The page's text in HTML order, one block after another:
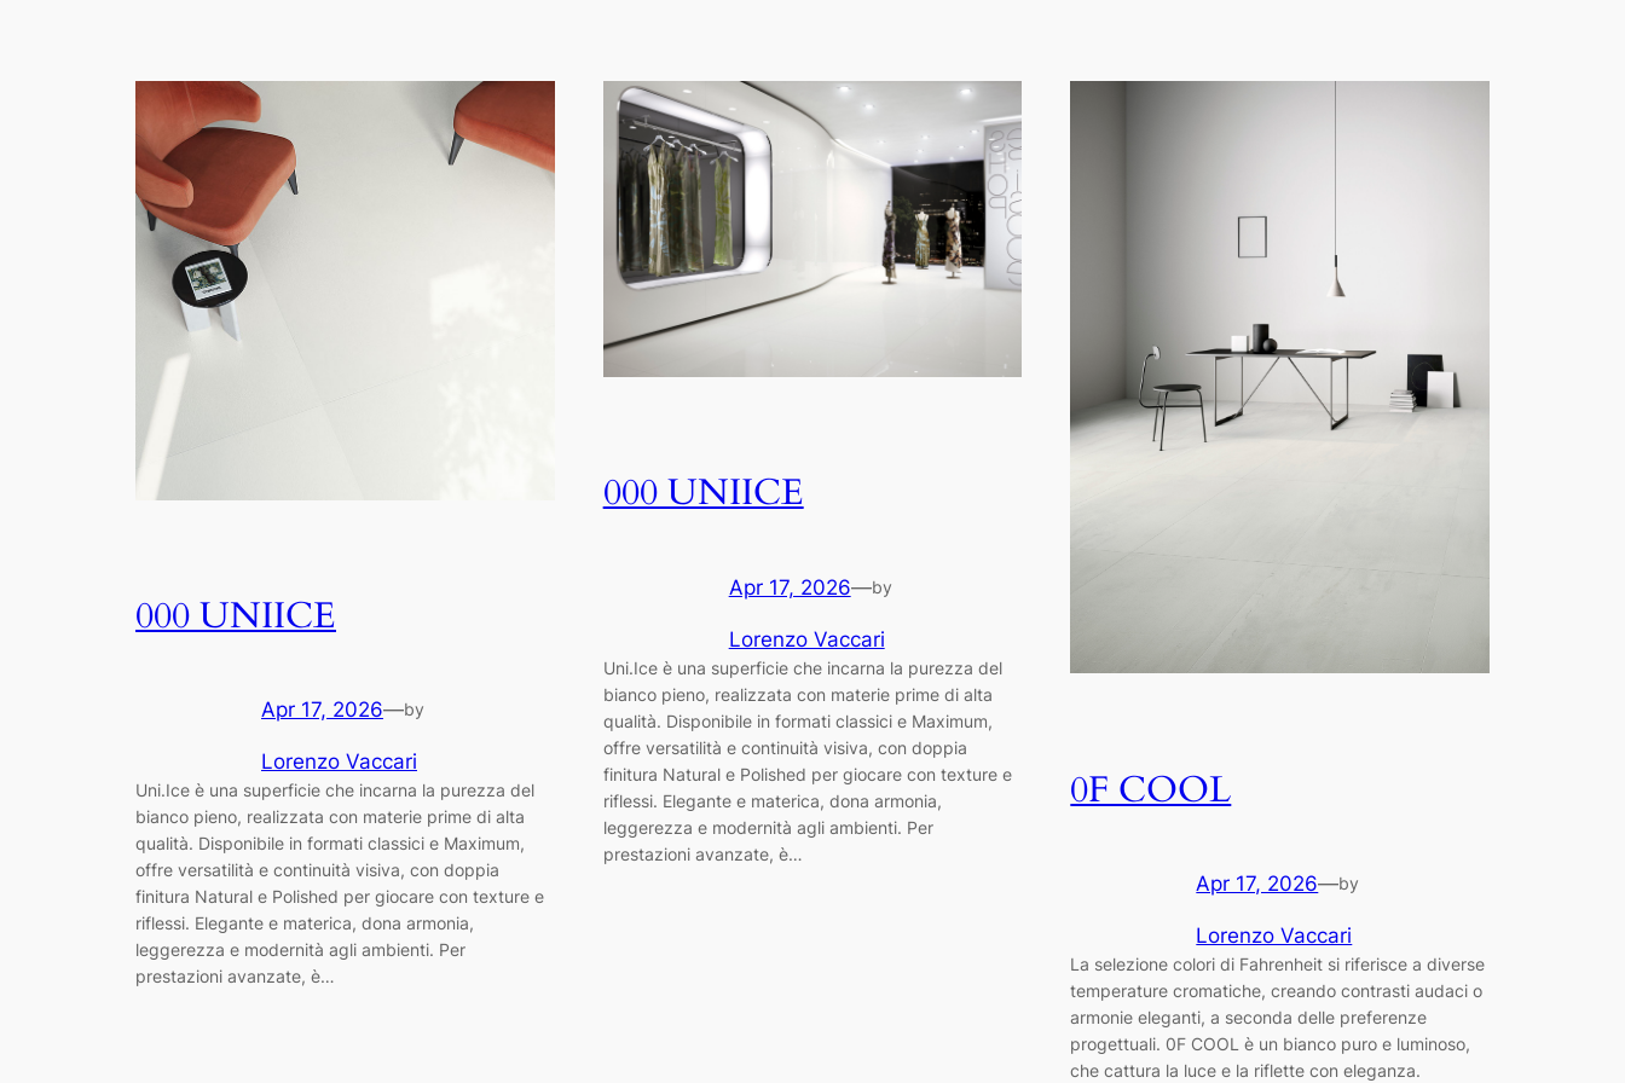
000 UNIICE
Apr 17, 2026—by
Lorenzo Vaccari
Uni.Ice è una superficie che incarna la purezza del
bianco pieno, realizzata con materie prime di alta
qualità. Disponibile in formati classici e Maximum,
offre versatilità e continuità visiva, con doppia
finitura Natural e Polished per giocare con texture e
riflessi. Elegante e materica, dona armonia,
leggerezza e modernità agli ambienti. Per
prestazioni avanzate, è…
000 UNIICE
Apr 17, 2026—by
Lorenzo Vaccari
Uni.Ice è una superficie che incarna la purezza del
bianco pieno, realizzata con materie prime di alta
qualità. Disponibile in formati classici e Maximum,
offre versatilità e continuità visiva, con doppia
finitura Natural e Polished per giocare con texture e
riflessi. Elegante e materica, dona armonia,
leggerezza e modernità agli ambienti. Per
prestazioni avanzate, è…
0F COOL
Apr 17, 2026—by
Lorenzo Vaccari
La selezione colori di Fahrenheit si riferisce a diverse
temperature cromatiche, creando contrasti audaci o
armonie eleganti, a seconda delle preferenze
progettuali. 0F COOL è un bianco puro e luminoso,
che cattura la luce e la riflette con eleganza.